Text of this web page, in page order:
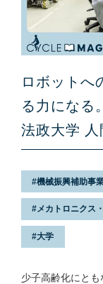
ロボットへ
る力になる。
法政大学
機械振興補助事
メカトロニクス
大学
少子高齢化にと